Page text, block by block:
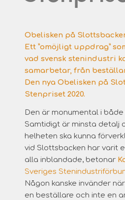
Obelisken på
Ett ”omöjligt uppdrag”
vad svensk stenindustri
samarbetar, från
Den nya Obelisken på
Stenpriset 2020.
Den är monumental i
Samtidigt är minsta detalj
helheten ska kunna
vid Slottsbacken har varit
alla inblandade, betonar
Sveriges
Någon kanske invänder
en beställare och inte en